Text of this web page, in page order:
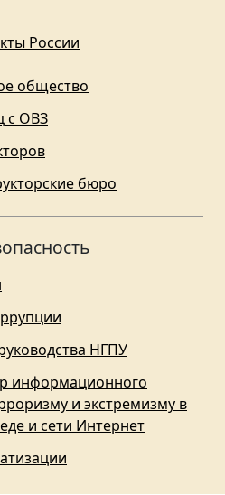
России
общество
с ОВЗ
бюро
НГПУ
информационного
и экстремизму в
и сети Интернет